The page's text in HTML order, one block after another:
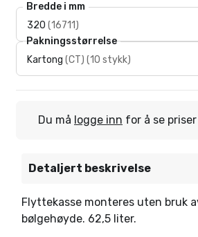
Bredde i mm
320 (16711)
Pakningsstørrelse
Kartong (CT) (10 stykk)
Du må logge inn for å se
Detaljert beskrivelse
Flyttekasse monteres uten bruk
bølgehøyde. 62,5 liter.